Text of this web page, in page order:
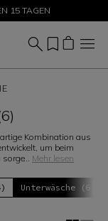
15 TAGEN
Kombination aus
um beim
sorge... Mehr lesen
Unterwäsche (6)